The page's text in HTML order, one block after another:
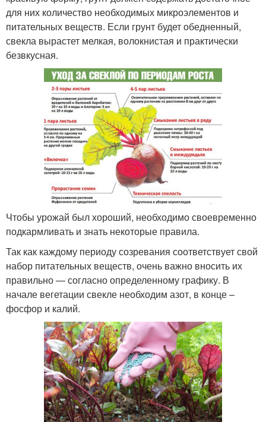
для них количество необходимых микроэлементов и
питательных веществ. Если грунт будет обедненный,
свекла вырастет мелкая, волокнистая и практически
безвкусная.
Чтобы урожай был хороший, необходимо своевременно
подкармливать и знать некоторые правила.
Так как каждому периоду созревания соответствует свой
набор питательных веществ, очень важно вносить их
правильно — согласно определенному графику. В
начале вегетации свекле необходим азот, в конце –
фосфор и калий.